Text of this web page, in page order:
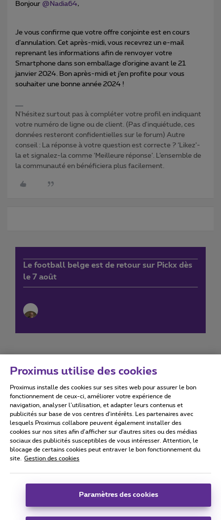
Bonjour @Nadia64,
Je vous confirme que votre offre conjointe est en cours
d’annulation. Cet après-midi, vous recevrez un e-mail
reprenant les informations afin de renvoyer votre
Smartphone dans son emballage d’origine avant le 21
janvier 2024. Bon après-midi et j’en profite pour vous
souhaiter une bonne année 2024 !
N'hésitez surtout pas à compléter votre profil en indiquant
votre numéro de ligne ou de client. (Pas d'inquiétude, ces
données resteront confidentielles sur le forum) Autre
conseil : La réponse à votre question est correcte ? ‘Likez’-
la et signalez-la comme ‘Meilleure réponse’. L’ensemble de
la communauté en bénéficiera plus facilement.
Le football belge est de retour sur Pickx dès
le 7 août
Conditions d'utilisation Accessibility statement
Tous droits réservés. © 2026
Conditions générales, info consommateur
Coordonnées de l’entreprise
Boulevard du Roi Albert II 27 - B-1030 Bruxelles.
Proximus utilise des cookies
Proximus installe des cookies sur ses sites web pour assurer le bon
fonctionnement de ceux-ci, améliorer votre expérience de
navigation, analyser l’utilisation, et adapter leurs contenus et
publicités sur base de vos centres d’intérêts. Les partenaires avec
lesquels Proximus collabore peuvent également installer des
cookies sur nos sites afin d’afficher sur d'autres sites ou des médias
sociaux des publicités susceptibles de vous intéresser. Attention, le
blocage de certains cookies peut entraver le bon fonctionnement du
site.
Gestion des cookies
Paramètres des cookies